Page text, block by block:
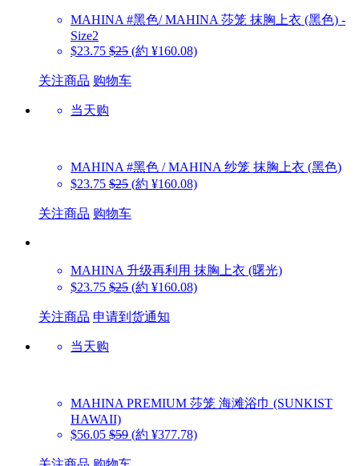
MAHINA #黑色/ MAHINA 莎笼 抹胸上衣 (黑色) -
Size2
$23.75 $25 (約 ¥160.08)
关注商品 购物车
当天购
MAHINA #黑色 / MAHINA 纱笼 抹胸上衣 (黑色)
$23.75 $25 (約 ¥160.08)
关注商品 购物车
MAHINA 升级再利用 抹胸上衣 (曙光)
$23.75 $25 (約 ¥160.08)
关注商品 申请到货通知
当天购
MAHINA PREMIUM 莎笼 海滩浴巾 (SUNKIST
HAWAII)
$56.05 $59 (約 ¥377.78)